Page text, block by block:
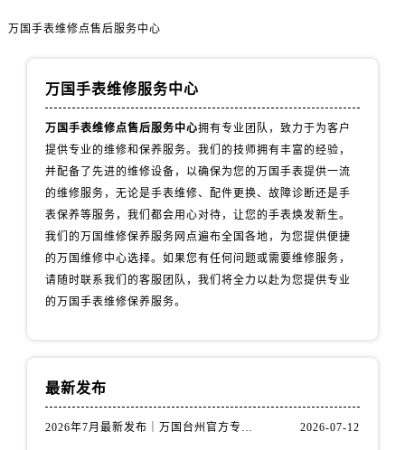
内蒙古自治区鄂尔多斯市东胜区伊金霍洛街万国售后服务中心（需提前预约）
山西省朔州市朔城区怡西路与鄯阳西街交汇处万国售后服务中心（需提前预约）
万国手表维修点售后服务中心
万国手表维修服务中心
万国手表维修点售后服务中心拥有专业团队，致力于为客户
提供专业的维修和保养服务。我们的技师拥有丰富的经验，
并配备了先进的维修设备，以确保为您的万国手表提供一流
的维修服务，无论是手表维修、配件更换、故障诊断还是手
表保养等服务，我们都会用心对待，让您的手表焕发新生。
我们的万国维修保养服务网点遍布全国各地，为您提供便捷
的万国维修中心选择。如果您有任何问题或需要维修服务，
请随时联系我们的客服团队，我们将全力以赴为您提供专业
的万国手表维修保养服务。
最新发布
2026年7月最新发布｜万国台州官方专柜客户服务热线与专柜信息攻略 2026-07-12